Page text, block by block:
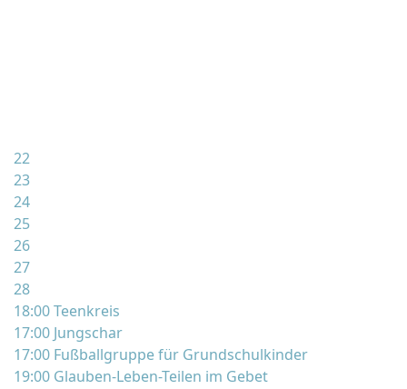
22
23
24
25
26
27
28
18:00 Teenkreis
17:00 Jungschar
17:00 Fußballgruppe für Grundschulkinder
19:00 Glauben-Leben-Teilen im Gebet